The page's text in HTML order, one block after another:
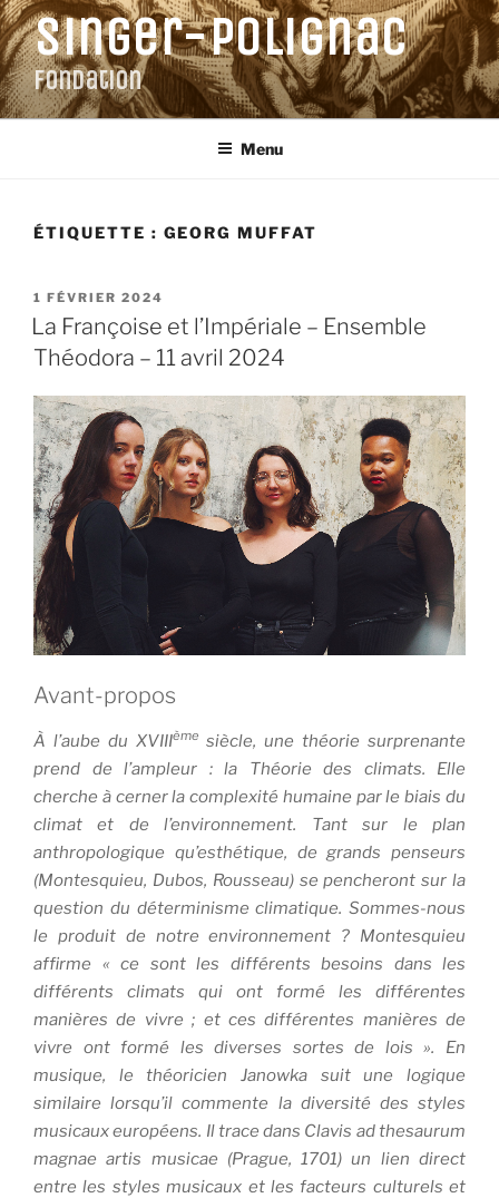
Aller
au
contenu
principal
Singer-Polignac
Fondation
Menu
ÉTIQUETTE : GEORG MUFFAT
PUBLIÉ
LE
1 FÉVRIER 2024
La Françoise et l’Impériale – Ensemble
Théodora – 11 avril 2024
Avant-propos
À l’aube du XVIIIème siècle, une théorie surprenante
prend de l’ampleur : la Théorie des climats. Elle
cherche à cerner la complexité humaine par le biais du
climat et de l’environnement. Tant sur le plan
anthropologique qu’esthétique, de grands penseurs
(Montesquieu, Dubos, Rousseau) se pencheront sur la
question du déterminisme climatique. Sommes-nous
le produit de notre environnement ? Montesquieu
affirme « ce sont les différents besoins dans les
différents climats qui ont formé les différentes
manières de vivre ; et ces différentes manières de
vivre ont formé les diverses sortes de lois ». En
musique, le théoricien Janowka suit une logique
similaire lorsqu’il commente la diversité des styles
musicaux européens. Il trace dans Clavis ad thesaurum
magnae artis musicae (Prague, 1701) un lien direct
entre les styles musicaux et les facteurs culturels et